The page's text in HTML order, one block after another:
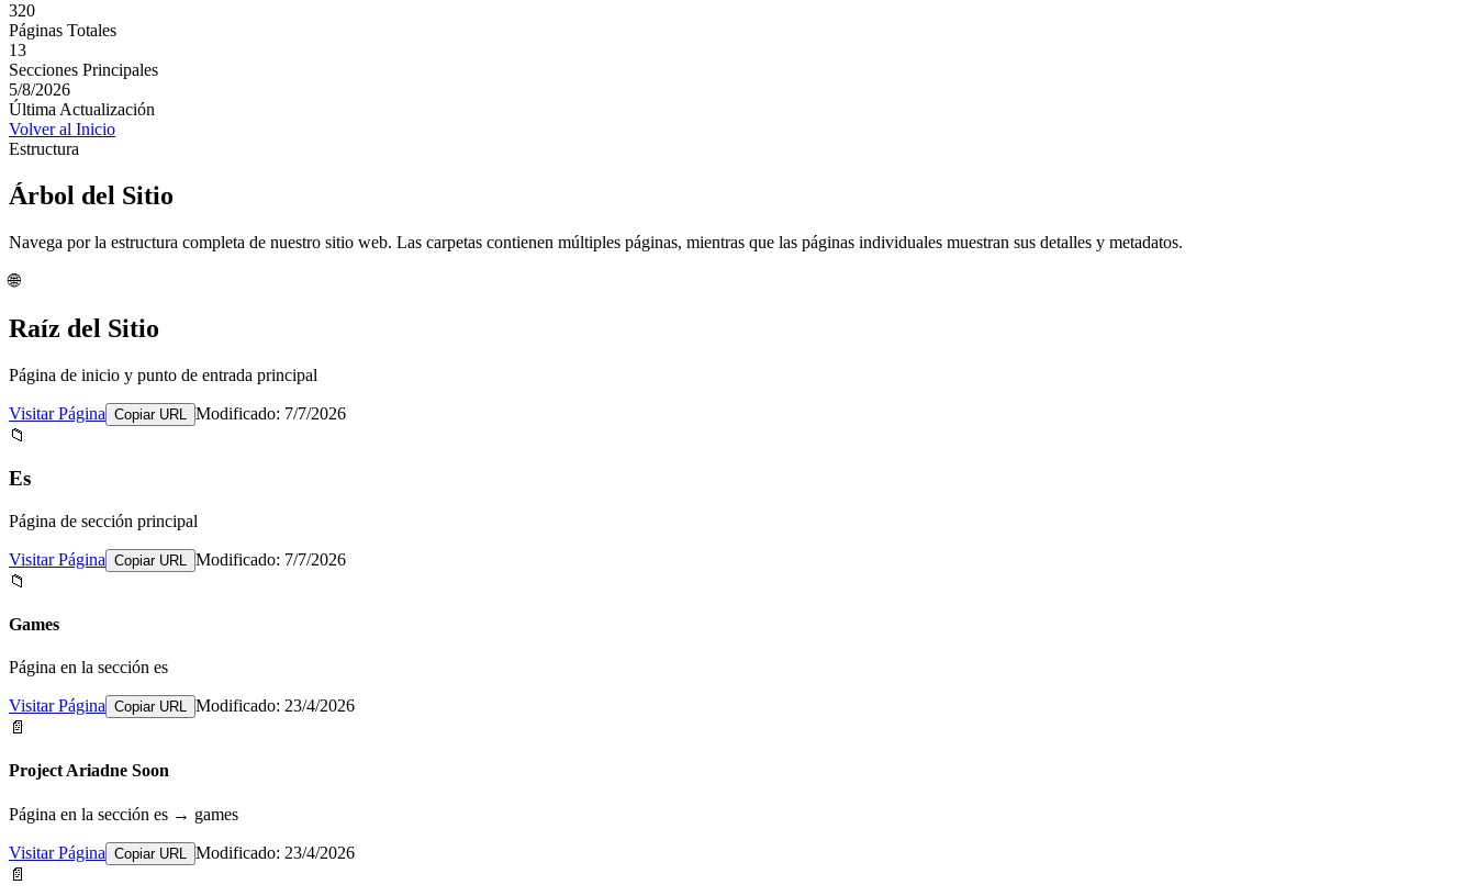
320
Páginas Totales
13
Secciones Principales
5/8/2026
Última Actualización
Volver al Inicio
Estructura
Árbol del Sitio
Navega por la estructura completa de nuestro sitio web. Las carpetas contienen múltiples páginas, mientras que las páginas individuales muestran sus detalles y metadatos.
🌐
Raíz del Sitio
Página de inicio y punto de entrada principal
Visitar Página Copiar URL Modificado: 7/7/2026
📁
Es
Página de sección principal
Visitar Página Copiar URL
Modificado: 7/7/2026
📁
Games
Página en la sección es
Visitar Página Copiar URL Modificado: 23/4/2026
📄
Project Ariadne Soon
Página en la sección es → games
Visitar Página Copiar URL
Modificado: 23/4/2026
📄